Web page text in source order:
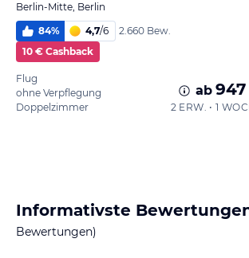
Berlin-Mitte, Berlin
84% 4,7/6
2.660 Bew.
10 € Cashback
Flug
ohne Verpflegung
Doppelzimmer
ab
2 ERW. • 1
Informativste
Bewertungen)